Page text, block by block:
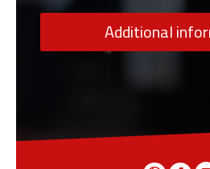
Additional